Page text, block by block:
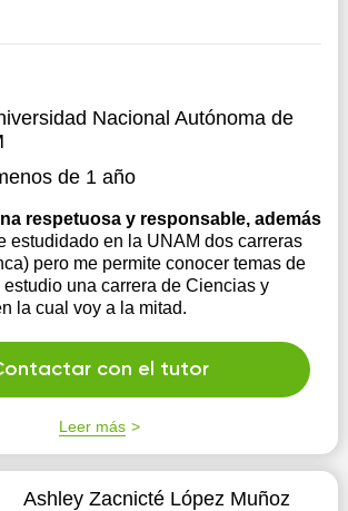
Nacional Autónoma de
de 1 año
respetuosa y responsable, además
estudidado en la UNAM dos carreras
pero me permite conocer temas de
una carrera de Ciencias y
la cual voy a la mitad.
con el tutor
Leer más
Ashley Zacnicté López Muñoz